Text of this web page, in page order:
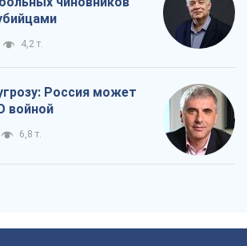
4,2 т.
Россия может
войной
6,8 т.